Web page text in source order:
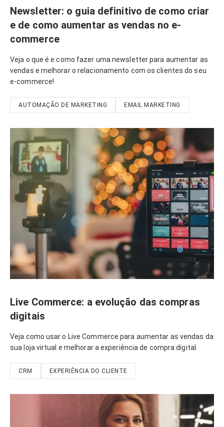
Newsletter: o guia definitivo de como criar
e de como aumentar as vendas no e-
commerce
Veja o que é e como fazer uma newsletter para aumentar as
vendas e melhorar o relacionamento com os clientes do seu
e-commerce!
AUTOMAÇÃO DE MARKETING EMAIL MARKETING
Live Commerce: a evolução das compras
digitais
Veja como usar o Live Commerce para aumentar as vendas da
sua loja virtual e melhorar a experiência de compra digital.
CRM EXPERIÊNCIA DO CLIENTE